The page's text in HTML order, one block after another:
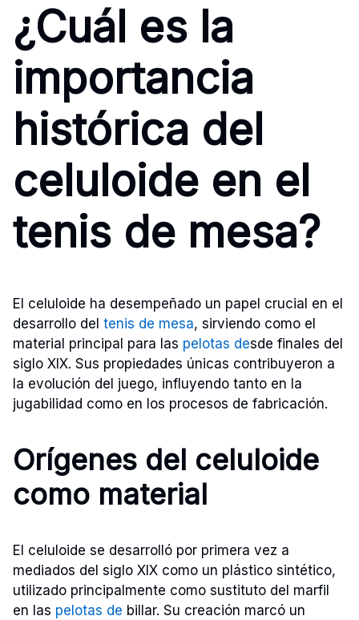
¿Cuál es la
importancia
histórica del
celuloide en el
tenis de mesa?
El celuloide ha desempeñado un papel crucial en el
desarrollo del tenis de mesa, sirviendo como el
material principal para las pelotas desde finales del
siglo XIX. Sus propiedades únicas contribuyeron a
la evolución del juego, influyendo tanto en la
jugabilidad como en los procesos de fabricación.
Orígenes del celuloide
como material
El celuloide se desarrolló por primera vez a
mediados del siglo XIX como un plástico sintético,
utilizado principalmente como sustituto del marfil
en las pelotas de billar. Su creación marcó un